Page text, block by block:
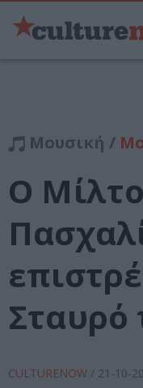
Μουσική /
Ο
Σταυρό
CULTURENOW / 21-10-